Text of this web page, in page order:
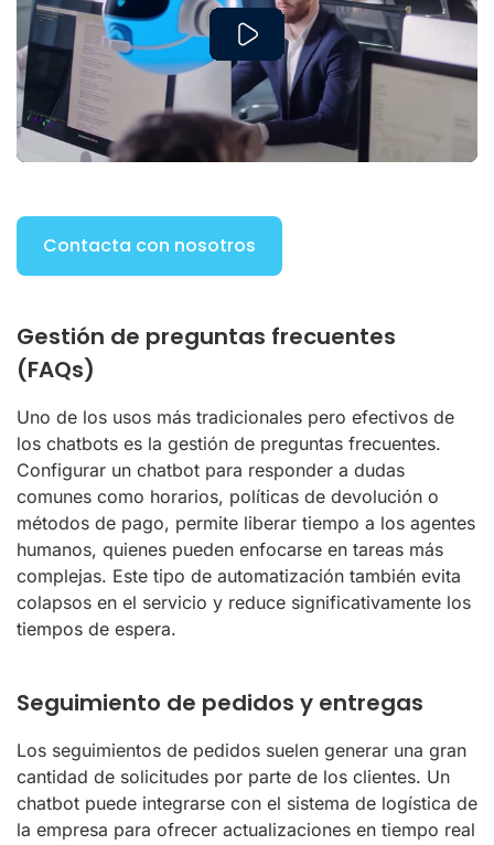
Play
Contacta con nosotros
Gestión de preguntas frecuentes
(FAQs)
Uno de los usos más tradicionales pero efectivos de
los chatbots es la gestión de preguntas frecuentes.
Configurar un chatbot para responder a dudas
comunes como horarios, políticas de devolución o
métodos de pago, permite liberar tiempo a los agentes
humanos, quienes pueden enfocarse en tareas más
complejas. Este tipo de automatización también evita
colapsos en el servicio y reduce significativamente los
tiempos de espera.
Seguimiento de pedidos y entregas
Los seguimientos de pedidos suelen generar una gran
cantidad de solicitudes por parte de los clientes. Un
chatbot puede integrarse con el sistema de logística de
la empresa para ofrecer actualizaciones en tiempo real